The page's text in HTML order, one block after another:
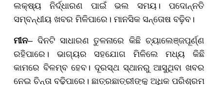
ଲକ୍ଷ୍ୟ ନିର୍ଦ୍ଧାରଣ ପାଇଁ ଭଲ ସମୟ। ପଦୋନ୍ନତି
ସମ୍ବନ୍ଧୀୟ ଖବର ମିଳିପାରେ। ମାନସିକ ସନ୍ତୋଷ ବଢ଼ିବ।
ମୀନ– ଦିନଟି ସାଧାରଣ ତୁଳନାରେ କିଛି ଚ୍ୟାଲେଞ୍ଜପୂର୍ଣ୍ଣ
ରହିପାରେ। ଭାଗ୍ୟର ସହଯୋଗ ମିଳିଲେ ମଧ୍ୟ କିଛି
କାମରେ ବିଳମ୍ବ ହେବ। ଦୂରସ୍ଥ ସ୍ଥାନରୁ ଆସୁଥିବା ଖବର
ନେଇ ଚିନ୍ତା ବଢ଼ିପାରେ। ଛାତ୍ରଛାତ୍ରୀଙ୍କୁ ଅଧିକ ପରିଶ୍ରମ